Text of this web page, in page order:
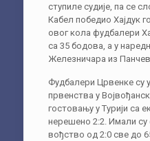
ступиле судије, па се
Кабел победио Хајдук
овог кола фудбалери
са 35 бодова, а у
Железничара из
Фудбалери Црвенке су
првенства у
гостовању у Турији са
нерешено 2:2. Имали
вођство од 2:0 све до